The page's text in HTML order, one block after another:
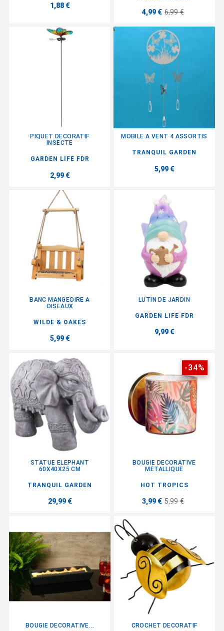
1,88 €
4,99 € 6,99 €
PIQUET DECORATIF
INSECTE
GARDEN LIFE FDR
2,99 €
MOBILE A VENT 4 ASSORTIS
TRANQUIL GARDEN
5,99 €
BANC MANGEOIRE A
OISEAUX
WILDE & OAKES
5,99 €
LUTIN DE JARDIN
GARDEN LIFE FDR
9,99 €
STATUE ELEPHANT
60X40X25 CM
TRANQUIL GARDEN
29,99 €
-34%
BOUGIE DECORATIVE
METALLIQUE
HOT TROPICS
3,99 € 5,99 €
BOUGIE DECORATIVE... CROCHET DECORATIF